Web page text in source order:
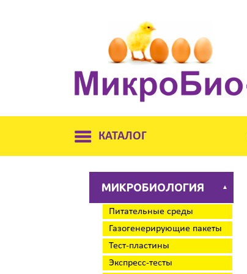
КАТАЛОГ
МИКРОБИОЛОГИЯ ▲
Питательные среды
Газогенерирующие пакеты
Тест-пластины
Экспресс-тесты